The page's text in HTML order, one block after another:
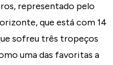
representado pelo
que está com 14
sofreu três tropeços
uma das favoritas a